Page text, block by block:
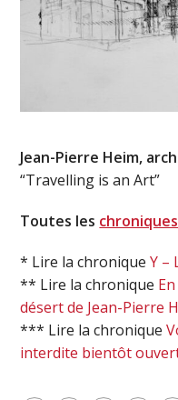
Jean-Pierre Heim,
“Travelling is an Art”
Toutes les
* Lire la chroniqueY –
** Lire la chronique
désert de Jean-Pierre
*** Lire la chronique
interdite bientôt